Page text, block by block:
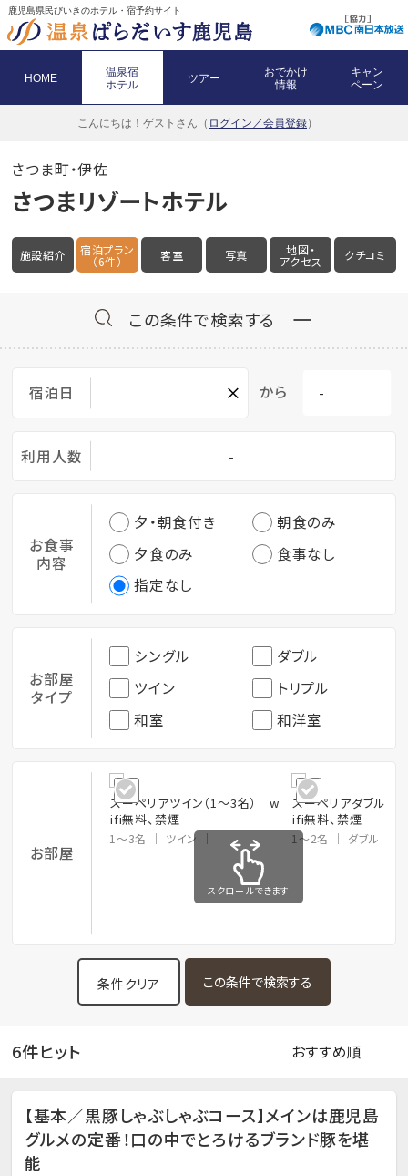
鹿児島県民びいきのホテル・宿予約サイト
HOME
温泉宿
ホテル
ツアー
おでかけ
情報
キャン
ペーン
こんにちは！ ゲストさん（ ログイン／会員登録）
さつま町・伊佐
さつまリゾートホテル
施設紹介 宿泊プラン
（6件） 客室 写真 地図・
アクセス クチコミ
この条件で検索する
宿泊日 × から
利用人数 -
お食事
内容
夕・朝食付き
朝食のみ
夕食のみ
食事なし
指定なし
お部屋
タイプ
シングル
ダブル
ツイン
トリプル
和室
和洋室
お部屋
スーペリアツイン（1～3名） w
ifi無料、禁煙
1～3名 ツイン
スーペリアダブル（
ifi無料、禁煙
1～2名 ダブル
スクロールできます
条件クリア
6件ヒット
【基本／黒豚しゃぶしゃぶコース】メインは鹿児島
グルメの定番！口の中でとろけるブランド豚を堪
能